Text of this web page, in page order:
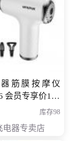
筋膜按摩仪
会员专享价168
库存98
电器专卖店